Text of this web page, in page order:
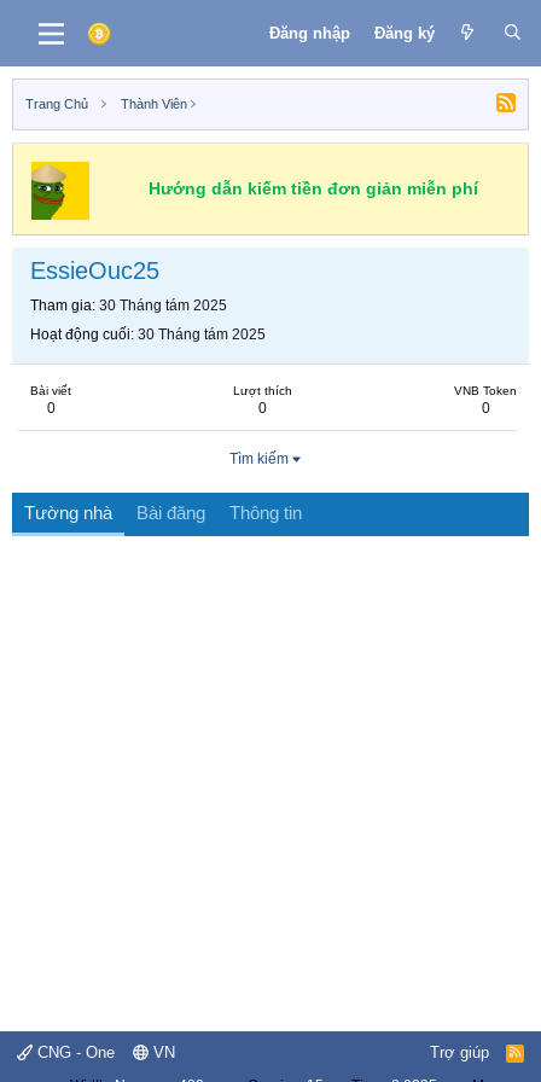
Đăng nhập Đăng ký
Trang Chủ Thành Viên
Hướng dẫn kiếm tiền đơn giản miễn phí
EssieOuc25
Tham gia 30 Tháng tám 2025
Hoạt động cuối 30 Tháng tám 2025
Bài viết
0
Lượt thích
0
VNB Token
0
Tìm kiếm
Tường nhà Bài đăng Thông tin
CNG - One VN Trợ giúp
R